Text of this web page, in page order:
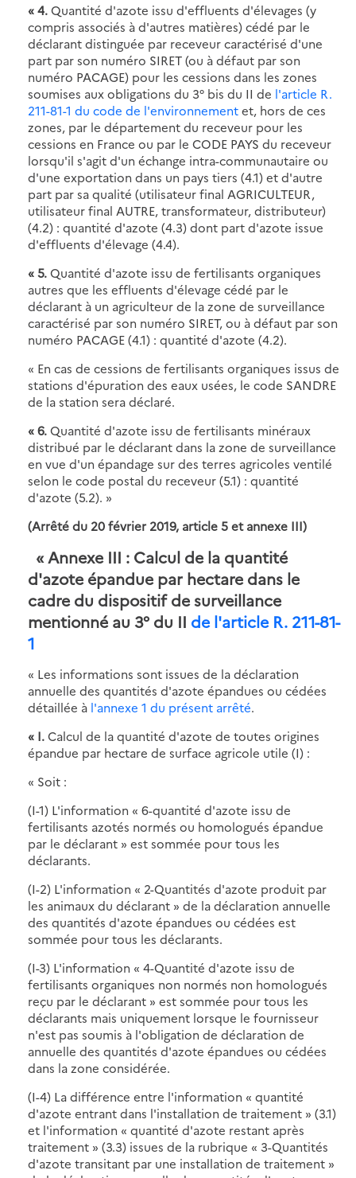
« 4.Quantité d'azote issu d'effluents d'élevages (y
compris associés à d'autres matières) cédé par le
déclarant distinguée par receveur caractérisé d'une
part par son numéro SIRET (ou à défaut par son
numéro PACAGE) pour les cessions dans les zones
soumises aux obligations du 3° bis du II de l'article R.
211-81-1 du code de l'environnementet, hors de ces
zones, par le département du receveur pour les
cessions en France ou par le CODE PAYS du receveur
lorsqu'il s'agit d'un échange intra-communautaire ou
d'une exportation dans un pays tiers (4.1) et d'autre
part par sa qualité (utilisateur final AGRICULTEUR,
utilisateur final AUTRE, transformateur, distributeur)
(4.2) : quantité d'azote (4.3) dont part d'azote issue
d'effluents d'élevage (4.4).
« 5.Quantité d'azote issu de fertilisants organiques
autres que les effluents d'élevage cédé par le
déclarant à un agriculteur de la zone de surveillance
caractérisé par son numéro SIRET, ou à défaut par son
numéro PACAGE (4.1) : quantité d'azote (4.2).
« En cas de cessions de fertilisants organiques issus de
stations d'épuration des eaux usées, le code SANDRE
de la station sera déclaré.
« 6.Quantité d'azote issu de fertilisants minéraux
distribué par le déclarant dans la zone de surveillance
en vue d'un épandage sur des terres agricoles ventilé
selon le code postal du receveur (5.1) : quantité
d'azote (5.2). »
(Arrêté du 20 février 2019, article 5 et annexe III)
« Annexe III : Calcul de la quantité
d'azote épandue par hectare dans le
cadre du dispositif de surveillance
mentionné au 3° du II de l'article R. 211-81-
1
« Les informations sont issues de la déclaration
annuelle des quantités d'azote épandues ou cédées
détaillée à l'annexe 1 du présent arrêté.
« I.Calcul de la quantité d'azote de toutes origines
épandue par hectare de surface agricole utile (I) :
« Soit :
(I-1) L'information « 6-quantité d'azote issu de
fertilisants azotés normés ou homologués épandue
par le déclarant » est sommée pour tous les
déclarants.
(I-2) L'information « 2-Quantités d'azote produit par
les animaux du déclarant » de la déclaration annuelle
des quantités d'azote épandues ou cédées est
sommée pour tous les déclarants.
(I-3) L'information « 4-Quantité d'azote issu de
fertilisants organiques non normés non homologués
reçu par le déclarant » est sommée pour tous les
déclarants mais uniquement lorsque le fournisseur
n'est pas soumis à l'obligation de déclaration de
annuelle des quantités d'azote épandues ou cédées
dans la zone considérée.
(I-4) La différence entre l'information « quantité
d'azote entrant dans l'installation de traitement » (3.1)
et l'information « quantité d'azote restant après
traitement » (3.3) issues de la rubrique « 3-Quantités
d'azote transitant par une installation de traitement »